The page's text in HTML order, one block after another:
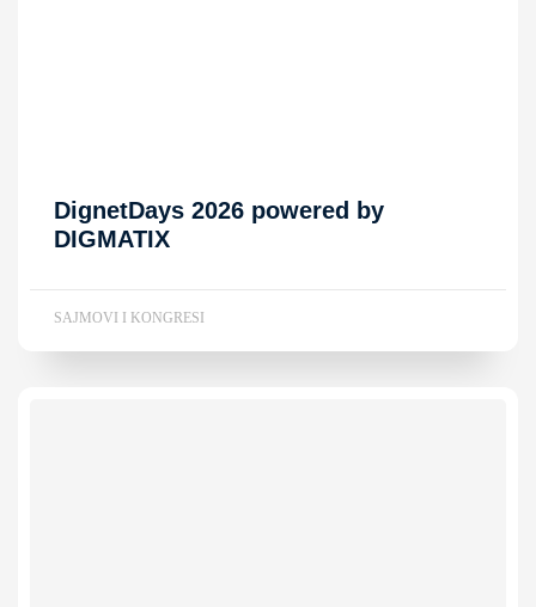
DignetDays 2026 powered by
DIGMATIX
SAJMOVI I KONGRESI